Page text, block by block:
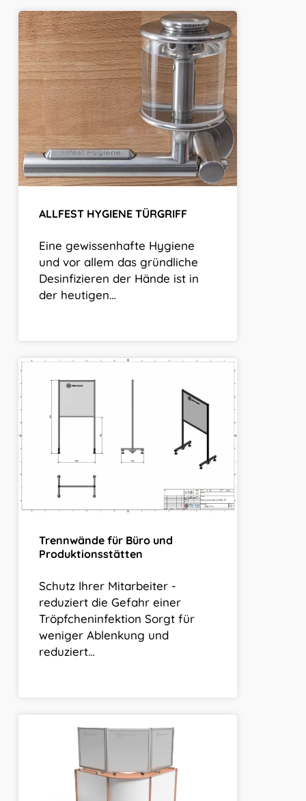
ALLFEST
HYGIENE
TÜRGRIFF
ALLFEST HYGIENE TÜRGRIFF
Eine gewissenhafte Hygiene
und vor allem das gründliche
Desinfizieren der Hände ist in
der heutigen…
Trennwände
für
Büro
und
Produktionsstätten
Trennwände für Büro und
Produktionsstätten
Schutz Ihrer Mitarbeiter -
reduziert die Gefahr einer
Tröpfcheninfektion Sorgt für
weniger Ablenkung und
reduziert…